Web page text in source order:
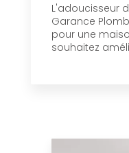
L'adoucisseur
Garance
pour une
souhaitez